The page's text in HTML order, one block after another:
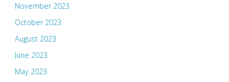
November 2023
October 2023
August 2023
June 2023
May 2023